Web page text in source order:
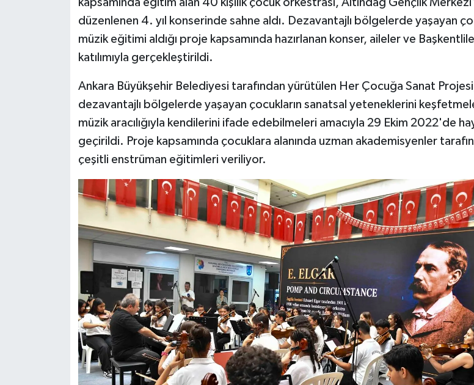
kapsamında eğitim alan 40 kişilik çocuk orkestrası, Altındağ Gençlik
düzenlenen 4. yıl konserinde sahne aldı. Dezavantajlı bölgelerde yaşayan
müzik eğitimi aldığı proje kapsamında hazırlanan konser, aileler ve
katılımıyla gerçekleştirildi.
Ankara Büyükşehir Belediyesi tarafından yürütülen Her Çocuğa Sanat
dezavantajlı bölgelerde yaşayan çocukların sanatsal yeteneklerini
müzik aracılığıyla kendilerini ifade edebilmeleri amacıyla 29 Ekim 2022'de
geçirildi. Proje kapsamında çocuklara alanında uzman akademisyenler
çeşitli enstrüman eğitimleri veriliyor.
Teknoloji
Yaşam-Çevre